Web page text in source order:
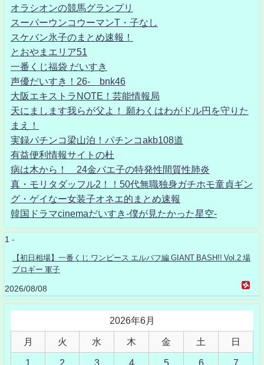
オラシオンの競馬グランプリ
スーパーウンコウーマンT・子なし
スケバン氷子のまとめ速報！
とおやまエリア51
一番くじ福袋 だいすき
声優だいすき！26- bnk46
大阪エキストラNOTE！芸能情報局
天にまします我らが父よ！ 願わくはわがドル円を守りた
まえ！
実録パチンコ梁山泊！パチンコakb108道
有益便利情報サイトの杜
病は木から！ 24金バエ子の特発性間質性肺炎
真・モリタダッフル2！！50代無職独身ガチホモ童貞ギン
グ・ゲイなー女装子オネエ的まとめ速報
韓国ドラマcinemaだいすき-僕が見たかった星空-
1 -
【初日相場】一番くじ ワンピース エルバフ編 GIANT BASH!! Vol.2 場
ブロギー 軍子
2026/08/08
2026年6月
月 火 水 木 金 土 日
1 2 3 4 5 6 7